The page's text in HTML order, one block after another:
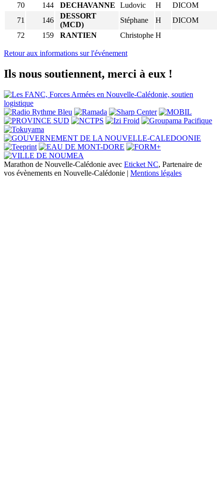
70
144 DECHAVANNE Ludovic H
DICOM
71
146
DESSORT
(MCD)
Stéphane H
DICOM
72
159 RANTIEN Christophe H
Retour aux informations sur l'événement
Ils nous soutiennent, merci à eux !
Marathon de Nouvelle-Calédonie avec Eticket NC, Partenaire de
vos évènements en Nouvelle-Calédonie | Mentions légales